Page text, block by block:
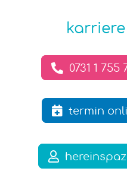
karriere
0731 1 755
termin